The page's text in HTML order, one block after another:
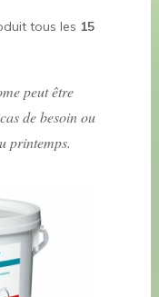
tous les 15
peut être
de besoin ou
printemps.